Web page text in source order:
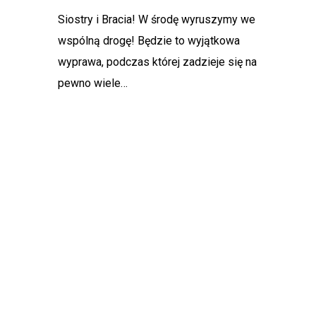
Siostry i Bracia! W środę wyruszymy we
wspólną drogę! Będzie to wyjątkowa
wyprawa, podczas której zadzieje się na
pewno wiele…